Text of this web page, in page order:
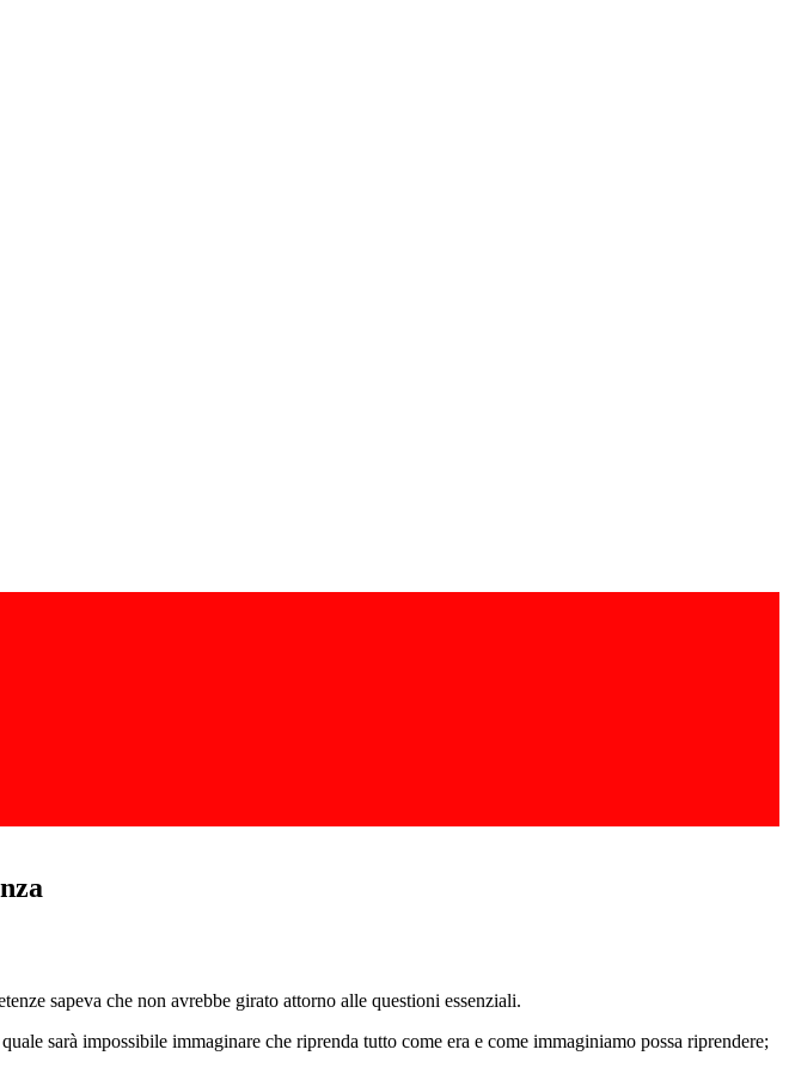
sapeva che non avrebbe girato attorno alle questioni essenziali.
sarà impossibile immaginare che riprenda tutto come era e come immaginiamo possa riprendere;